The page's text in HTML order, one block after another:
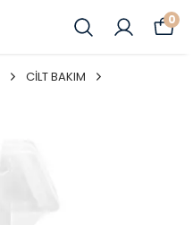
0
CİLT BAKIM